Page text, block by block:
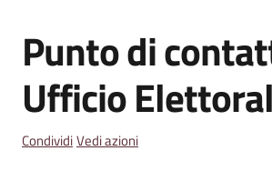
Novità
Servizi
Salta al contenuto
Punto di
Ufficio
CondividiVedi azioni